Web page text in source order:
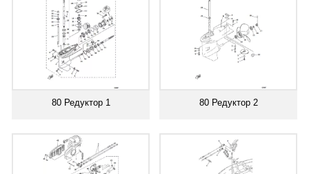
80 Редуктор 1 80 Редуктор 2